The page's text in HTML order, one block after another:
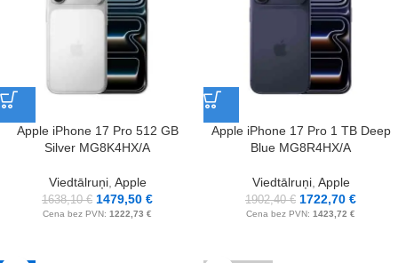
Apple iPhone 17 Pro 512 GB
Silver MG8K4HX/A
Viedtālruņi, Apple
1638,10€ 1479,50 €
Cena bez PVN: 1222,73 €
Apple iPhone 17 Pro 1 TB Deep
Blue MG8R4HX/A
Viedtālruņi, Apple
1902,40€ 1722,70 €
Cena bez PVN: 1423,72 €